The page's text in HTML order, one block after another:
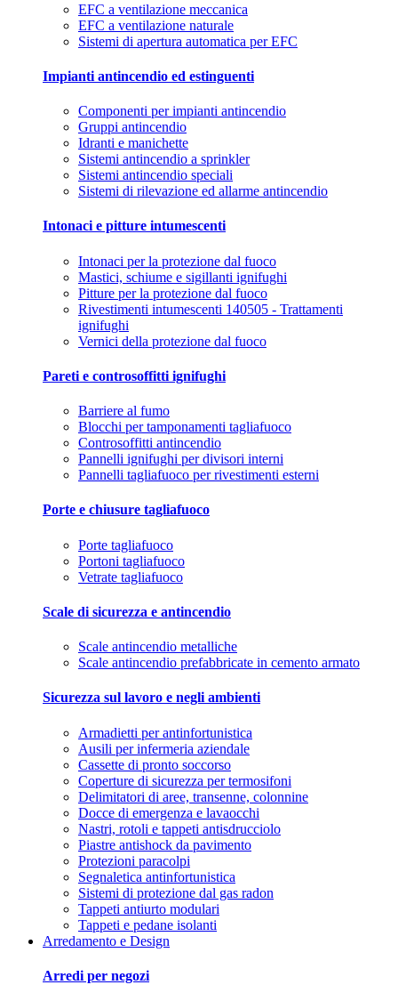
EFC a ventilazione meccanica
EFC a ventilazione naturale
Sistemi di apertura automatica per EFC
Impianti antincendio ed estinguenti
Componenti per impianti antincendio
Gruppi antincendio
Idranti e manichette
Sistemi antincendio a sprinkler
Sistemi antincendio speciali
Sistemi di rilevazione ed allarme antincendio
Intonaci e pitture intumescenti
Intonaci per la protezione dal fuoco
Mastici, schiume e sigillanti ignifughi
Pitture per la protezione dal fuoco
Rivestimenti intumescenti 140505 - Trattamenti
ignifughi
Vernici della protezione dal fuoco
Pareti e controsoffitti ignifughi
Barriere al fumo
Blocchi per tamponamenti tagliafuoco
Controsoffitti antincendio
Pannelli ignifughi per divisori interni
Pannelli tagliafuoco per rivestimenti esterni
Porte e chiusure tagliafuoco
Porte tagliafuoco
Portoni tagliafuoco
Vetrate tagliafuoco
Scale di sicurezza e antincendio
Scale antincendio metalliche
Scale antincendio prefabbricate in cemento armato
Sicurezza sul lavoro e negli ambienti
Armadietti per antinfortunistica
Ausili per infermeria aziendale
Cassette di pronto soccorso
Coperture di sicurezza per termosifoni
Delimitatori di aree, transenne, colonnine
Docce di emergenza e lavaocchi
Nastri, rotoli e tappeti antisdrucciolo
Piastre antishock da pavimento
Protezioni paracolpi
Segnaletica antinfortunistica
Sistemi di protezione dal gas radon
Tappeti antiurto modulari
Tappeti e pedane isolanti
Arredamento e Design
Arredi per negozi